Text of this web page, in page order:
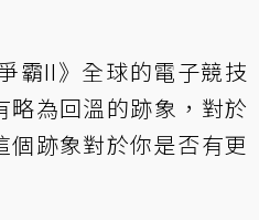
霸II》全球的電子競技
略為回溫的跡象，對於
跡象對於你是否有更